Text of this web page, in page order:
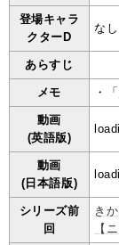
登場キャラ
クターD
なし
あらすじ
メモ ・「
動画
(英語版)
動画
(日本語版)
シリーズ前
回
き
【